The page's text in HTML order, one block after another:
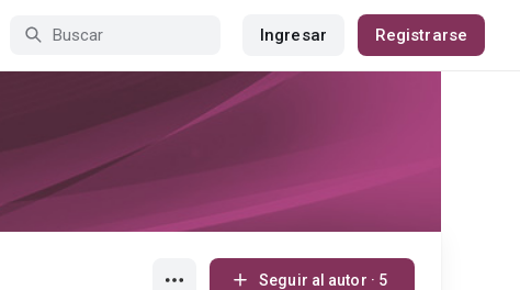
Ingresar Registrarse
Seguir al autor · 5